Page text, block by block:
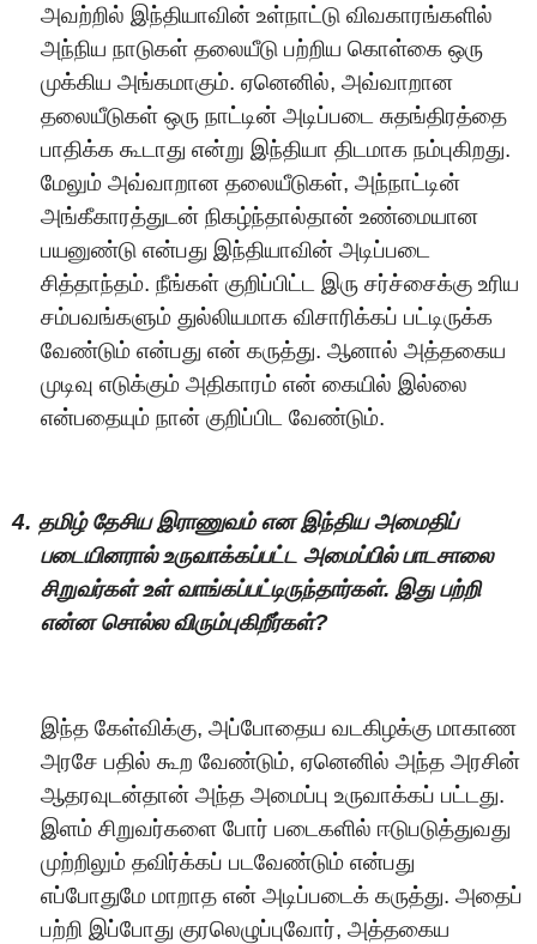
அவற்றில் இந்தியாவின் உள்நாட்டு விவகாரங்களில்
அந்நிய நாடுகள் தலையீடு பற்றிய கொள்கை ஒரு
முக்கிய அங்கமாகும். ஏனெனில், அவ்வாறான
தலையீடுகள் ஒரு நாட்டின் அடிப்படை சுதங்திரத்தை
பாதிக்க கூடாது என்று இந்தியா திடமாக நம்புகிறது.
மேலும் அவ்வாறான தலையீடுகள், அந்நாட்டின்
அங்கீகாரத்துடன் நிகழ்ந்தால்தான் உண்மையான
பயனுண்டு என்பது இந்தியாவின் அடிப்படை
சித்தாந்தம். நீங்கள் குறிப்பிட்ட இரு சர்ச்சைக்கு உரிய
சம்பவங்களும் துல்லியமாக விசாரிக்கப் பட்டிருக்க
வேண்டும் என்பது என் கருத்து. ஆனால் அத்தகைய
முடிவு எடுக்கும் அதிகாரம் என் கையில் இல்லை
என்பதையும் நான் குறிப்பிட வேண்டும்.
4. தமிழ்தேசிய இராணுவம் என இந்திய அமைதிப்
படையினரால்உருவாக்கப்பட்ட அமைப்பில்பாடசாலை
சிறுவர்கள்உள்வாங்கப்பட்டிருந்தார்கள். இது பற்றி
என்ன சொல்லவிரும்புகிறீர்கள்?
இந்த கேள்விக்கு, அப்போதைய வடகிழக்கு மாகாண
அரசே பதில் கூற வேண்டும், ஏனெனில் அந்த அரசின்
ஆதரவுடன்தான் அந்த அமைப்பு உருவாக்கப் பட்டது.
இளம் சிறுவர்களை போர் படைகளில் ஈடுபடுத்துவது
முற்றிலும் தவிர்க்கப் படவேண்டும் என்பது
எப்போதுமே மாறாத என் அடிப்படைக் கருத்து. அதைப்
பற்றி இப்போது குரலெழுப்புவோர், அத்தகைய